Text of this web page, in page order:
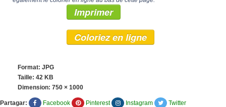
Imprimer
Coloriez en ligne
Format: JPG
Taille: 42 KB
Dimension: 750 × 1000
Partagar: Facebook Pinterest Instagram Twitter